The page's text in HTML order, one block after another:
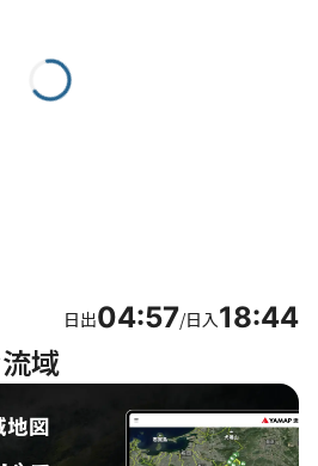
日出04:57/日入18:44
域